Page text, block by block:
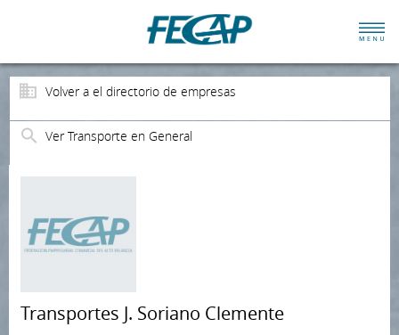
Volver a el directorio de empresas
Ver Transporte en General
Transportes J. Soriano Clemente